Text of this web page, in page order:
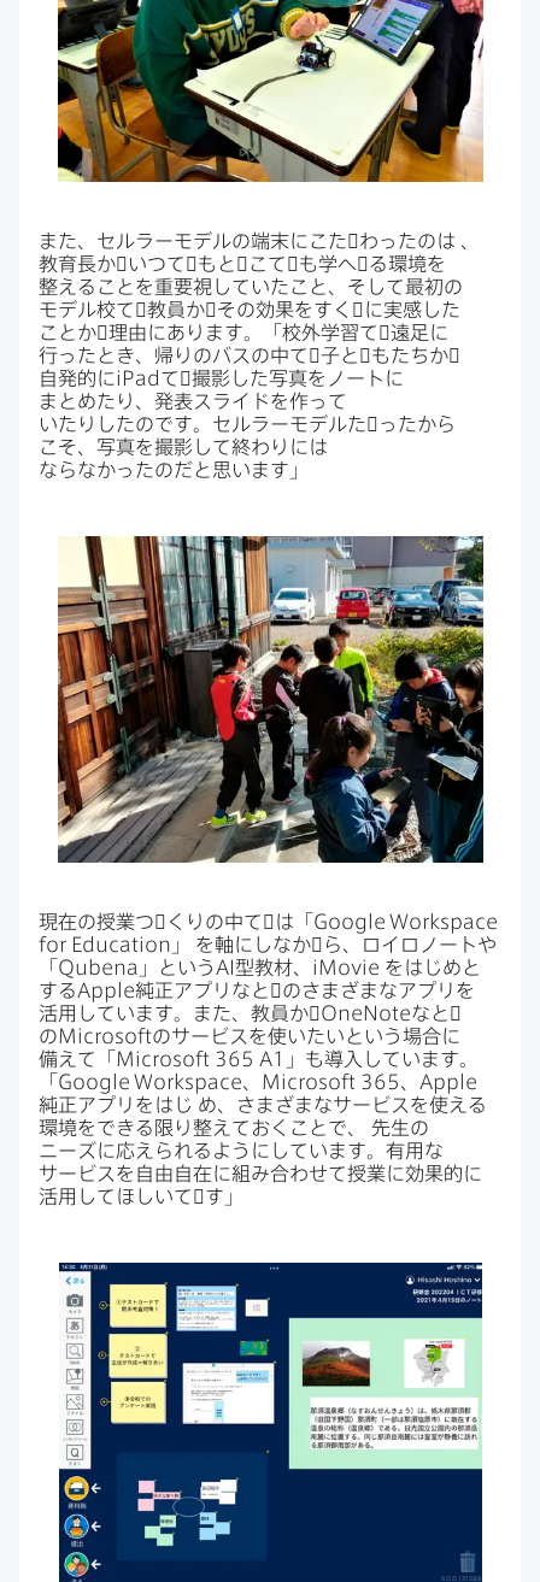
また、​セルラーモデルの​端末に​こた​゙わったのは 、​
教育長か​゙いつて​゙もと​゙こて​゙も​学へ​゙る​環境を​
整える​ことを​重要視していた​こと、​そして​最初の​
モデル校て​゙教員か​゙その​効果を​すく​゙に​実感した​
ことか​゙理由に​あります。​「校外学習て​゙遠足に​
行った​とき、​帰りの​バスの​中て​゙子と​゙も​たちか​゙​
自発的にiPadて​゙撮影した​写真を​ノートに​
まとめたり、​発表スライドを​作って
いたりしたのです。​セルラーモデルた​゙ったから​
こそ、​写真を​撮影して​終わりには​
ならなかったのだと​思います」
現在の​授業つ​゙くりの​中て​゙は​「 Google Workspace
for Education 」
を​軸にしなか​゙ら、​ロイロノートや​
「 Qubena 」と​いう AI型教材、 iMovie を​は​じめと​
するApple純正アプリなと​゙の​さまざまな​アプリを​
活用しています。​また、​教員か​゙OneNoteなと​゙
のMicrosoftの​サービスを​使いたいと​いう​場合に​
備えて​「 Microsoft 365 A1
」も​導入しています。​
「 Google Workspace、 Microsoft 365、 Apple
純正アプリを​はじ め、​さまざまな​サービスを​使える​
環境を​できる​限り​整えておく​ことで、
先生の​
ニーズに​応えられるように​しています。​有用な​
サービスを​自由​自在に​組み合わせて​授業に​効果的に​
活用して​ほしいて​゙す」